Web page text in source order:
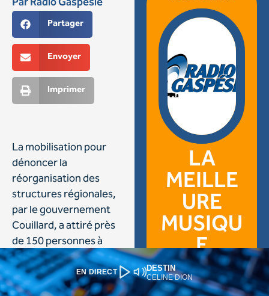
EN DIRECT DESTIN
CELINE DION